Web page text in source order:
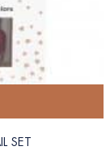
SET